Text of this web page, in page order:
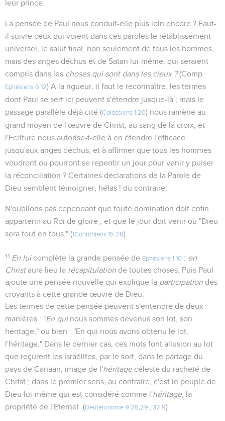
leur prince.
La pensée de Paul nous conduit-elle plus loin encore ? Faut-
il suivre ceux qui voient dans ces paroles le rétablissement
universel, le salut final, non seulement de tous les hommes,
mais des anges déchus et de Satan lui-même, qui seraient
compris dans les choses qui sont dans les cieux ?(Comp
Ephésiens 6.12) A la rigueur, il faut le reconnaître, les termes
dont Paul se sert ici peuvent s'étendre jusque-là ; mais le
passage parallèle déjà cité (Colossiens 1.20) nous ramène au
grand moyen de l'œuvre de Christ, au sang de la croix, et
l'Ecriture nous autorise-t-elle à en étendre l'efficace
jusqu'aux anges déchus, et à affirmer que tous les hommes
voudront ou pourront se repentir un jour pour venir y puiser
la réconciliation ? Certaines déclarations de la Parole de
Dieu semblent témoigner, hélas ! du contraire.
N'oublions pas cependant que toute domination doit enfin
appartenir au Roi de gloire ; et que le jour doit venir où "Dieu
sera tout en tous." (1Corinthiens 15.28)
11 En luicomplète la grande pensée de Ephésiens 1.10 : en
Christaura lieu la récapitulation de toutes choses. Puis Paul
ajoute une pensée nouvelle qui explique la participation des
croyants à cette grande œuvre de Dieu.
Les termes de cette pensée peuvent s'entendre de deux
manières : "En quinous sommes devenus son lot, son
héritage," ou bien : "En qui nous avons obtenu le lot,
l'héritage." Dans le dernier cas, ces mots font allusion au lot
que reçurent les Israélites, par le sort, dans le partage du
pays de Canaan, image de l'héritagecéleste du racheté de
Christ ; dans le premier sens, au contraire, c'est le peuple de
Dieu lui-même qui est considéré comme l'héritage, la
propriété de l'Eternel. (Deutéronome 9.26 29 ; 32.9)